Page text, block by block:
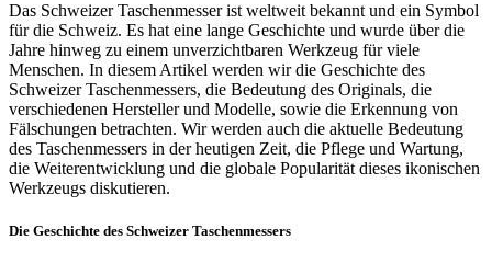
Das Schweizer Taschenmesser ist weltweit bekannt und ein Symbol
für die Schweiz. Es hat eine lange Geschichte und wurde über die
Jahre hinweg zu einem unverzichtbaren Werkzeug für viele
Menschen. In diesem Artikel werden wir die Geschichte des
Schweizer Taschenmessers, die Bedeutung des Originals, die
verschiedenen Hersteller und Modelle, sowie die Erkennung von
Fälschungen betrachten. Wir werden auch die aktuelle Bedeutung
des Taschenmessers in der heutigen Zeit, die Pflege und Wartung,
die Weiterentwicklung und die globale Popularität dieses ikonischen
Werkzeugs diskutieren.
Die Geschichte des Schweizer Taschenmessers